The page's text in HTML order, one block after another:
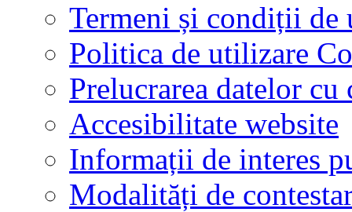
Termeni și condiții de
Politica de utilizare
Prelucrarea datelor cu
Accesibilitate website
Informații de interes
Modalități de